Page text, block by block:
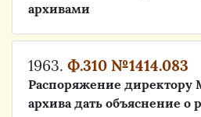
архивами
1963. Ф.310 №1414.083
Распоряжение директору
архива дать объяснение о